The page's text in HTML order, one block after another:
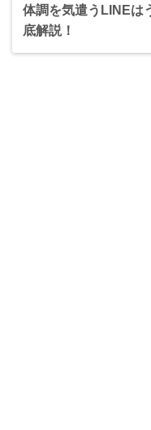
体調を気遣うLINEは
底解説！